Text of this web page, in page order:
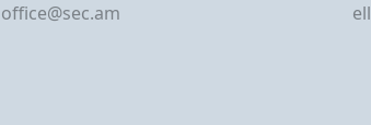
office@sec.am